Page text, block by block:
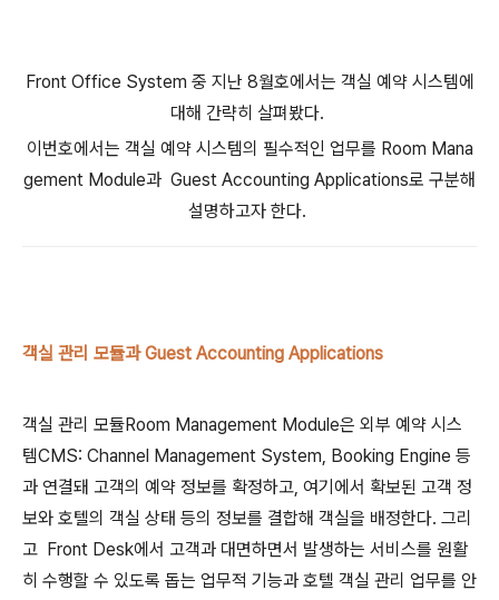
Front Office System 중 지난 8월호에서는 객실 예약 시스템에
대해 간략히 살펴봤다.
이번호에서는 객실 예약 시스템의 필수적인 업무를 Room Mana
gement Module과 Guest Accounting Applications로 구분해
설명하고자 한다.
객실 관리 모듈과 Guest Accounting Applications
객실 관리 모듈Room Management Module은 외부 예약 시스
템CMS: Channel Management System, Booking Engine 등
과 연결돼 고객의 예약 정보를 확정하고, 여기에서 확보된 고객 정
보와 호텔의 객실 상태 등의 정보를 결합해 객실을 배정한다. 그리
고 Front Desk에서 고객과 대면하면서 발생하는 서비스를 원활
히 수행할 수 있도록 돕는 업무적 기능과 호텔 객실 관리 업무를 안